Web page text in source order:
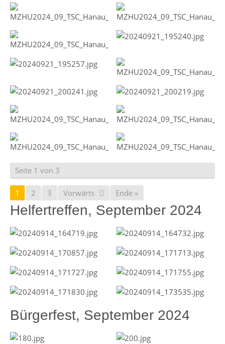
Seite 1 von 3
1 2 3 Vorwärts Ende »
Helfertreffen, September 2024
Bürgerfest, September 2024